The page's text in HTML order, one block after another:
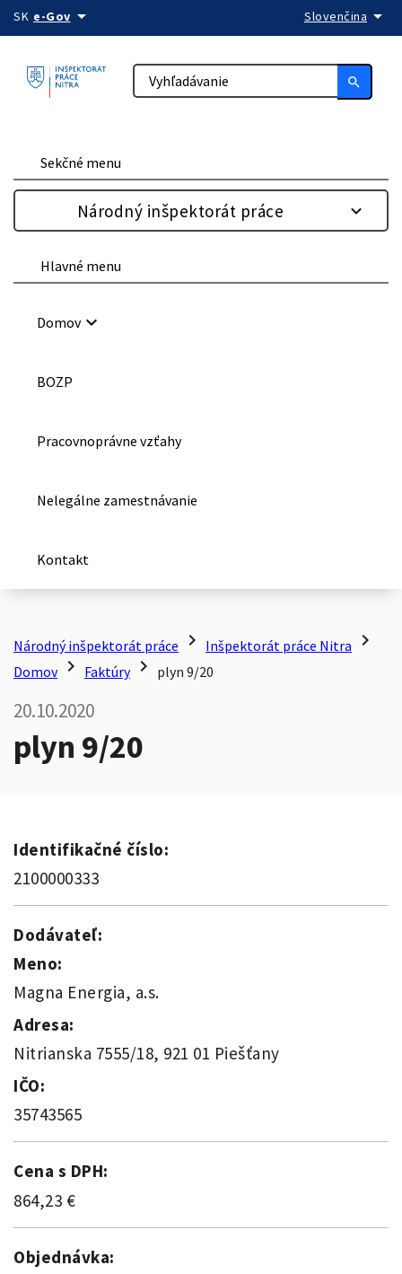
Preskočiť na obsah
SK e-Govarrow_drop_down Slovenčina arrow_drop_down
search
Sekčné menu
Národný inšpektorát práce
Hlavné menu
Domovkeyboard_arrow_down
BOZP
Pracovnoprávne vzťahy
Nelegálne zamestnávanie
Kontakt
Národný inšpektorát práce chevron_right Inšpektorát práce Nitra chevron_right
Domov chevron_right Faktúry chevron_right plyn 9/20
20.10.2020
plyn 9/20
Identifikačné číslo:
2100000333
Dodávateľ:
Meno:
Magna Energia, a.s.
Adresa:
Nitrianska 7555/18, 921 01 Piešťany
IČO:
35743565
Cena s DPH:
864,23 €
Objednávka: